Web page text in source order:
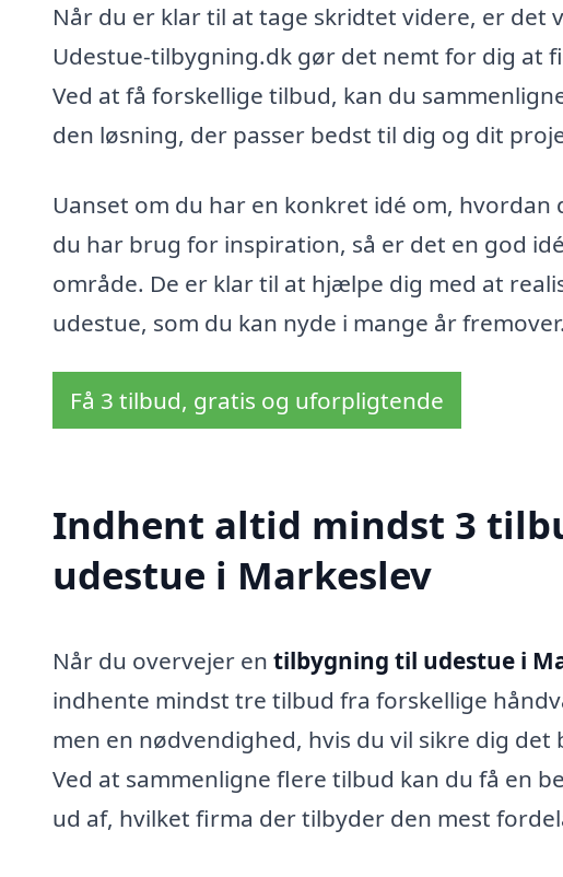
Når du er klar til at tage skridtet videre, er
Udestue-tilbygning.dk gør det nemt for dig at
Ved at få forskellige tilbud, kan du
den løsning, der passer bedst til dig og dit
Uanset om du har en konkret idé om,
du har brug for inspiration, så er det en god
område. De er klar til at hjælpe dig med at
udestue, som du kan nyde i mange år fremover.
Få 3 tilbud, gratis og uforpligtende
Indhent altid mindst 3
udestue i Markeslev
Når du overvejer en tilbygning til udestue i
indhente mindst tre tilbud fra forskellige
men en nødvendighed, hvis du vil sikre dig
Ved at sammenligne flere tilbud kan du få en
ud af, hvilket firma der tilbyder den mest